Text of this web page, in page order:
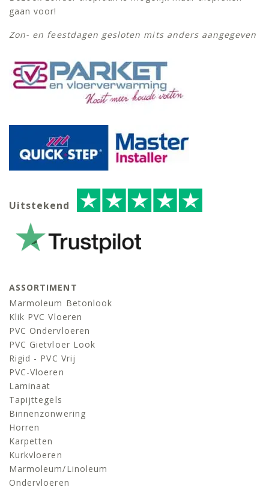
gaan voor!
Zon- en feestdagen gesloten mits anders aangegeven
Uitstekend
ASSORTIMENT
Marmoleum Betonlook
Klik PVC Vloeren
PVC Ondervloeren
PVC Gietvloer Look
Rigid - PVC Vrij
PVC-Vloeren
Laminaat
Tapijttegels
Binnenzonwering
Horren
Karpetten
Kurkvloeren
Marmoleum/linoleum
Ondervloeren